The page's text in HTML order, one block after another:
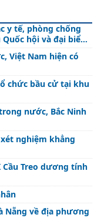
hội và đại biểu
– 2026
Việt Nam hiện có
chức bầu cử tại khu
nước, Bắc Ninh
nghiệm khẳng
Treo dương tính
Nẵng về địa phương